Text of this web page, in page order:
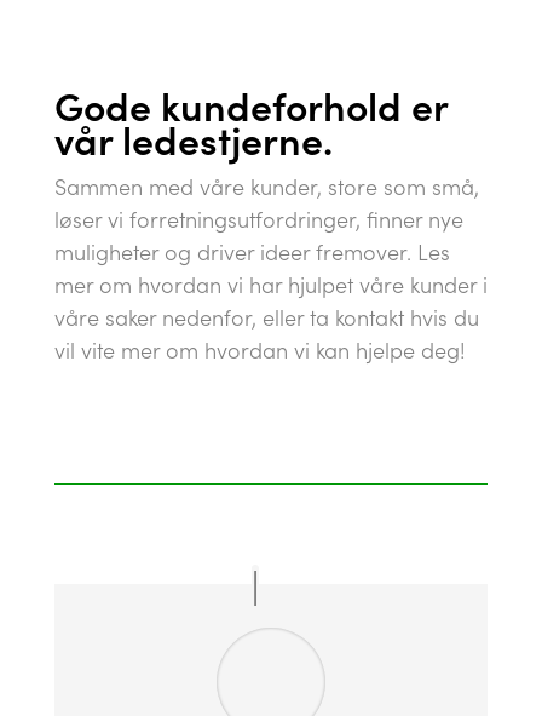
Gode kundeforhold er
vår ledestjerne.
Sammen med våre kunder, store som små,
løser vi forretningsutfordringer, finner nye
muligheter og driver ideer fremover. Les
mer om hvordan vi har hjulpet våre kunder i
våre saker nedenfor, eller ta kontakt hvis du
vil vite mer om hvordan vi kan hjelpe deg!